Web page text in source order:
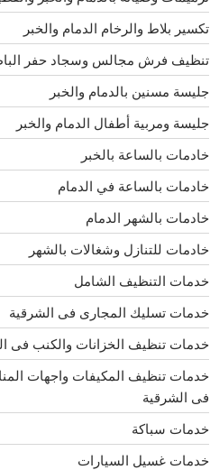
تكسير بلاط والرخام الدمام والخبر
تنظيف فرش مجالس وسجاد حفر
جليسة مسنين بالدمام والخبر
جليسة ومربية أطفال الدمام والخبر
خادمات بالساعة بالخبر
خادمات بالساعة في الدمام
خادمات بالشهر الدمام
خادمات للتنازل وشغالات بالشهر
خدمات التنظيف الشامل
خدمات تسليك المجارى فى الشرقية
خدمات تنظيف الخزانات والكنب فى
خدمات تنظيف المكيفات واجهات
فى الشرقية
خدمات سباكة
خدمات غسيل السيارات